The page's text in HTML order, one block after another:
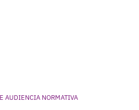
AUDIENCIA NORMATIVA